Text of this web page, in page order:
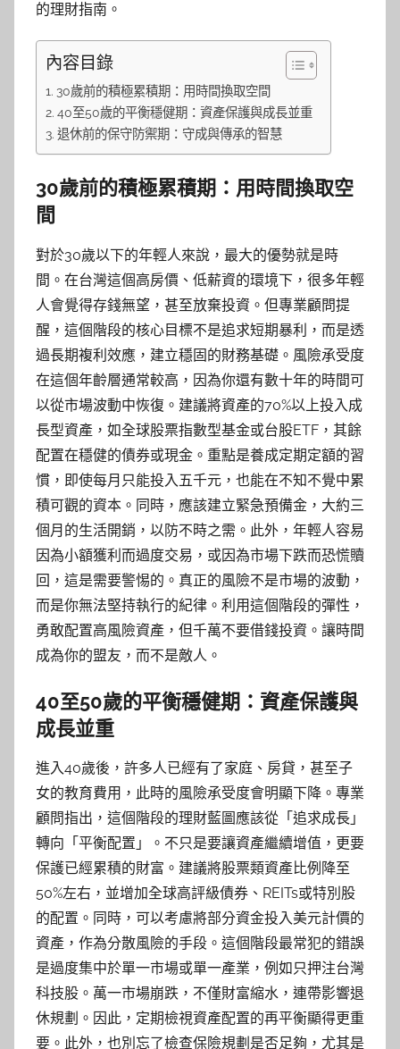
的理財指南。
內容目錄
30歲前的積極累積期：用時間換取空間
40至50歲的平衡穩健期：資產保護與成長並重
退休前的保守防禦期：守成與傳承的智慧
30歲前的積極累積期：用時間換取空
間
對於30歲以下的年輕人來說，最大的優勢就是時
間。在台灣這個高房價、低薪資的環境下，很多年輕
人會覺得存錢無望，甚至放棄投資。但專業顧問提
醒，這個階段的核心目標不是追求短期暴利，而是透
過長期複利效應，建立穩固的財務基礎。風險承受度
在這個年齡層通常較高，因為你還有數十年的時間可
以從市場波動中恢復。建議將資產的70%以上投入成
長型資產，如全球股票指數型基金或台股ETF，其餘
配置在穩健的債券或現金。重點是養成定期定額的習
慣，即使每月只能投入五千元，也能在不知不覺中累
積可觀的資本。同時，應該建立緊急預備金，大約三
個月的生活開銷，以防不時之需。此外，年輕人容易
因為小額獲利而過度交易，或因為市場下跌而恐慌贖
回，這是需要警惕的。真正的風險不是市場的波動，
而是你無法堅持執行的紀律。利用這個階段的彈性，
勇敢配置高風險資產，但千萬不要借錢投資。讓時間
成為你的盟友，而不是敵人。
40至50歲的平衡穩健期：資產保護與
成長並重
進入40歲後，許多人已經有了家庭、房貸，甚至子
女的教育費用，此時的風險承受度會明顯下降。專業
顧問指出，這個階段的理財藍圖應該從「追求成長」
轉向「平衡配置」。不只是要讓資產繼續增值，更要
保護已經累積的財富。建議將股票類資產比例降至
50%左右，並增加全球高評級債券、REITs或特別股
的配置。同時，可以考慮將部分資金投入美元計價的
資產，作為分散風險的手段。這個階段最常犯的錯誤
是過度集中於單一市場或單一產業，例如只押注台灣
科技股。萬一市場崩跌，不僅財富縮水，連帶影響退
休規劃。因此，定期檢視資產配置的再平衡顯得更重
要。此外，也別忘了檢查保險規劃是否足夠，尤其是